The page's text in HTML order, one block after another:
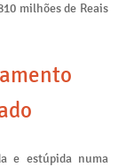
milhões de Reais
e estúpida numa